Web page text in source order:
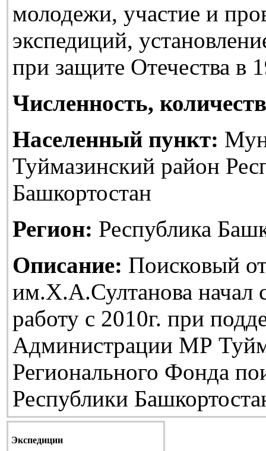
молодежи, участие и
экспедиций,
при защите Отечества в
Численность,
Населенный пункт:
Туймазинский район
Башкортостан
Регион: Республика
Описание: Поисковый
им.Х.А.Султанова начал
работу с 2010г. при
Администрации МР
Регионального Фонда
Республики
Экспедиции